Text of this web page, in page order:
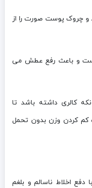
چروک پوست صورت را از
است و باعث رفع عطش می
کالری داشته باشد تا
کم کردن وزن بدون تحمل
اخلاط ناسالم و بلغم